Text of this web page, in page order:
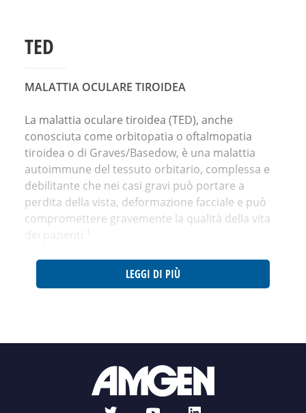
TED
MALATTIA OCULARE TIROIDEA
La malattia oculare tiroidea (TED), anche
conosciuta come orbitopatia o oftalmopatia
tiroidea o di Graves/Basedow, è una malattia
autoimmune del tessuto orbitario, complessa e
debilitante che nei casi gravi può portare a
perdita della vista, deformazione facciale e può
compromettere gravemente la qualità della vita
dei pazienti.
1
LEGGI DI PIÙ